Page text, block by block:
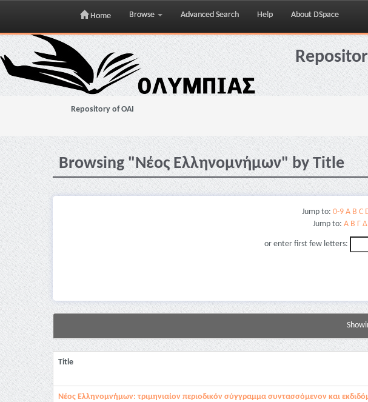
Skip
navigation
Home Browse Advanced Search Help About DSpace
Repository of OAI
Browsing "Νέος Ελληνομνήμων" by Title
Jump to: 0-9 A B C
Jump to: Α Β Γ Δ
or enter first few letters:
Title
Νέος Ελληνομνήμων: τριμηνιαίον περιοδικόν σύγγραμμα συντασσόμενον και